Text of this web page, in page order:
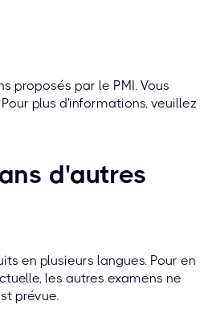
proposés par le PMI. Vous
plus d'informations, veuillez
d'autres
en plusieurs langues. Pour en
les autres examens ne
prévue.